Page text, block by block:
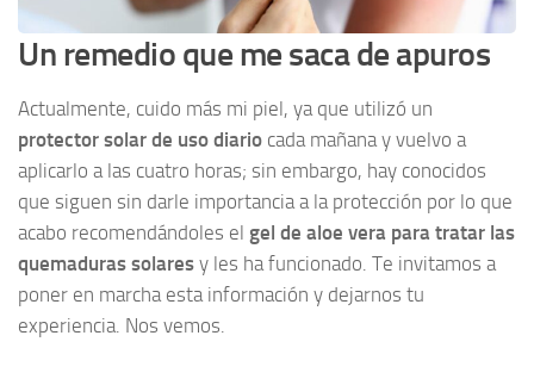
Un remedio que me saca de apuros
Actualmente, cuido más mi piel, ya que utilizó un
protector solar de uso diario cada mañana y vuelvo a
aplicarlo a las cuatro horas; sin embargo, hay conocidos
que siguen sin darle importancia a la protección por lo que
acabo recomendándoles el gel de aloe vera para tratar las
quemaduras solares y les ha funcionado. Te invitamos a
poner en marcha esta información y dejarnos tu
experiencia. Nos vemos.